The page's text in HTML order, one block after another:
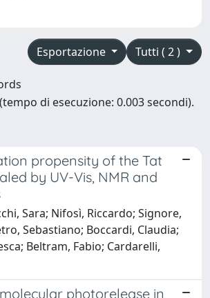
Tutti ( 2 )
Esportazione
di esecuzione: 0.003 secondi).
propensity of the Tat
by UV-Vis, NMR and
Sara; Nifosì, Riccardo; Signore,
Sebastiano; Boccardi, Claudia;
Beltram, Fabio; Cardarelli,
photorelease in